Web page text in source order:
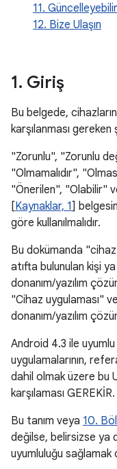
11. Güncelleyebilir
12. Bize Ulaşın
1. Giriş
Bu belgede,
karşılanması
"Zorunlu", "Zorunlu
"Olmamalıdır",
"Önerilen", "Olabilir"
[Kaynaklar, 1]
göre kullanılmalıdır.
Bu dokümanda "cihaz
atıfta bulunulan kişi
donanım/yazılım
"Cihaz uygulaması"
donanım/yazılım
Android 4.3 ile
uygulamalarının,
dahil olmak üzere bu
karşılaması GEREKİR.
Bu tanım veya 10.
değilse, belirsizse ya
uyumluluğu sağlamak